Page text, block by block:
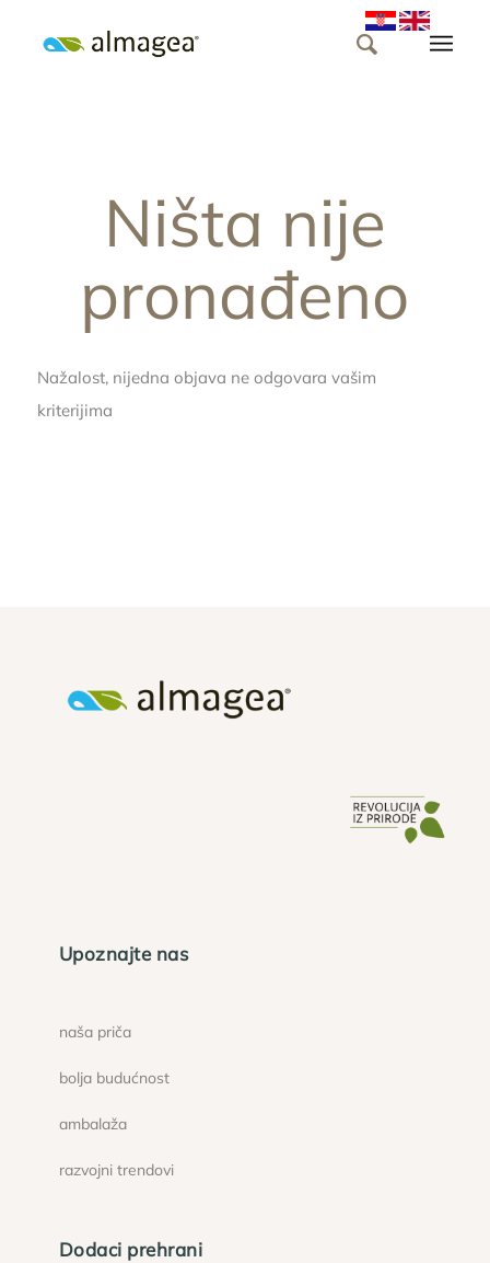
Ništa nije
pronađeno
Nažalost, nijedna objava ne odgovara vašim
kriterijima
Upoznajte nas
naša priča
bolja budućnost
ambalaža
razvojni trendovi
Dodaci prehrani